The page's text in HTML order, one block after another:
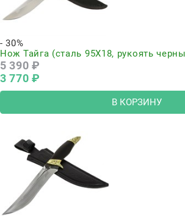
- 30%
Нож Тайга (сталь 95Х18, рукоять
5 390 ₽
3 770 ₽
В КОРЗИНУ